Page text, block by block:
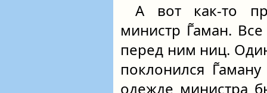
А вот как-то
министр Г̃аман.
перед ним ниц.
поклонился
одежде министра